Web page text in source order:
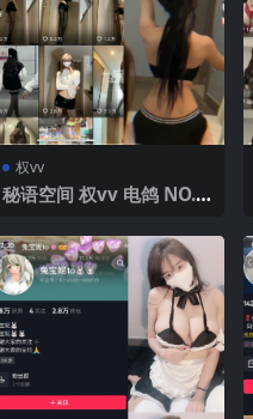
权vv
秘语空间 权vv 电鸽 NO.0
新完整版